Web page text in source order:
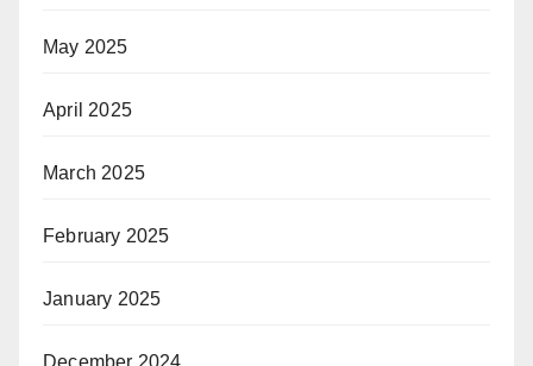
May 2025
April 2025
March 2025
February 2025
January 2025
December 2024